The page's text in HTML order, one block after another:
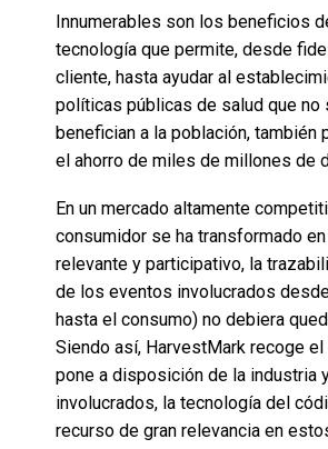
Innumerables son los beneficios
tecnología que permite, desde
cliente, hasta ayudar al
políticas públicas de salud que no
benefician a la población, también
el ahorro de miles de millones de
En un mercado altamente
consumidor se ha transformado
relevante y participativo, la
de los eventos involucrados
hasta el consumo) no debiera
Siendo así, HarvestMark recoge
pone a disposición de la industria
involucrados, la tecnología del
recurso de gran relevancia en